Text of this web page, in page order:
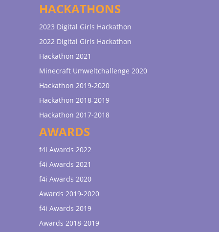
HACKATHONS
2023 Digital Girls Hackathon
2022 Digital Girls Hackathon
Hackathon 2021
Minecraft Umweltchallenge 2020
Hackathon 2019-2020
Hackathon 2018-2019
Hackathon 2017-2018
AWARDS
f4i Awards 2022
f4i Awards 2021
f4i Awards 2020
Awards 2019-2020
f4i Awards 2019
Awards 2018-2019